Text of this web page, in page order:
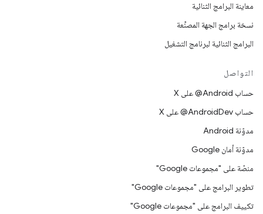
معاينة البرامج الثنائية
نسخة برامج الجهة المصنِّعة
البرامج الثنائية لبرنامج التشغيل
التواصل
حساب ‎@Android على X
حساب ‎@AndroidDev على X
مدوّنة Android
مدوّنة أمان Google
منصّة على "مجموعات Google"
تطوير البرامج على "مجموعات Google"
تكييف البرامج على "مجموعات Google"